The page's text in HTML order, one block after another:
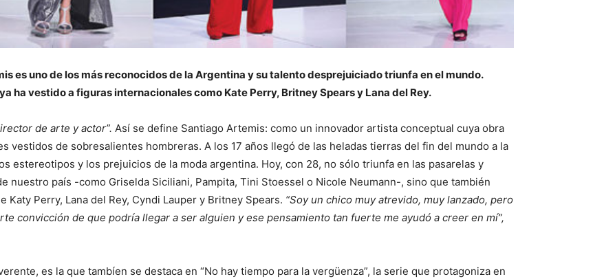
es uno de los más reconocidos de la Argentina y su talento desprejuiciado triunfa en el mundo.
ha vestido a figuras internacionales como Kate Perry, Britney Spears y Lana del Rey.
de arte y actor”. Así se define Santiago Artemis: como un innovador artista conceptual cuya obra
vestidos de sobresalientes hombreras. A los 17 años llegó de las heladas tierras del fin del mundo a la
estereotipos y los prejuicios de la moda argentina. Hoy, con 28, no sólo triunfa en las pasarelas y
nuestro país -como Griselda Siciliani, Pampita, Tini Stoessel o Nicole Neumann-, sino que también
Perry, Lana del Rey, Cyndi Lauper y Britney Spears. “Soy un chico muy atrevido, muy lanzado, pero
convicción de que podría llegar a ser alguien y ese pensamiento tan fuerte me ayudó a creer en mí”,
es la que tambíen se destaca en “No hay tiempo para la vergüenza”, la serie que protagoniza en